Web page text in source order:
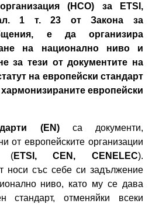
(НСО) за ETSI,
1 т. 23 от Закона за
е да организира
на национално ниво и
за тези от документите на
на европейски стандарт
европейски
(EN)са документи,
от европейските организации
(ETSI, CEN, CENELEC).
носи със себе си задължение
ниво, като му се дава
стандарт, отменяйки всеки